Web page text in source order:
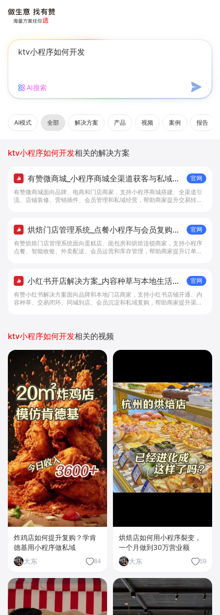
AI搜索
AI模式 全部 解决方案 产品 视频 案例 报告
ktv小程序如何开发相关的解决方案
有赞微商城_小程序商城全渠道获客与私域复
购工具 - 做生意, 找有赞
官网
有赞微商城面向品牌、电商和门店商家，支持小程序商城搭建、全渠道引
流、店铺装修、营销插件、会员管理和私域经营，帮助商家提升交易转化
烘焙门店管理系统_点餐小程序与会员复购工
具 - 做生意, 找有赞
官网
有赞烘焙门店管理系统面向蛋糕店、面包房和烘焙连锁商家，支持小程序
点餐、智能收银、外卖配送、会员运营和库存管理，帮助商家提升订单转
小红书开店解决方案_内容种草与本地生活转
化工具 - 做生意, 找有赞
官网
有赞小红书解决方案面向品牌和本地门店商家，支持小红书店铺开通、内
容种草、交易闭环、同城到店、会员沉淀和私域复购，帮助商家提升渠道
ktv小程序如何开发相关的视频
炸鸡店如何提升复购？学肯
德基用小程序做私域
大东
84
烘焙店如何用小程序裂变，
一个月做到30万营业额
大东
59